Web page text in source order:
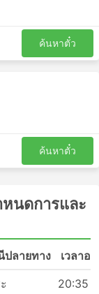
ต้นทุนสูงขึ้น
โดยเฉพาะอย่าง
านีเริ่มต้นของคุณ
การณ์บนท้อง
โดยเฉพาะ
หยุดสุดสัปดาห์ ฤดู
มสิ่งนี้และหลีก
ชิดมาก
มอไปที่คุณ
อาจขายหมดไป
เหมาะสม
ค้นหาตั๋ว
ค้นหาตั๋ว
นดการและ
ปลายทาง
เวลาอ
20:35